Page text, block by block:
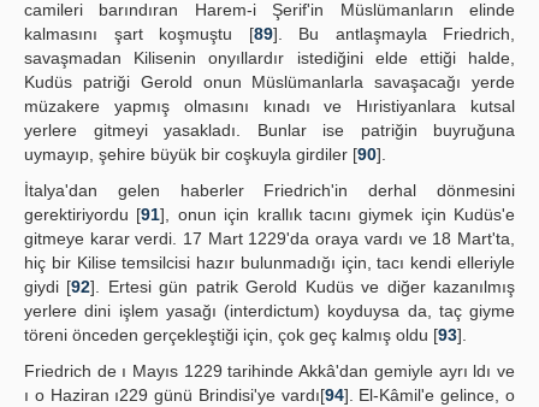
camileri barındıran Harem-i Şerif'in Müslümanların elinde
kalmasını şart koşmuştu [89]. Bu antlaşmayla Friedrich,
savaşmadan Kilisenin onyıllardır istediğini elde ettiği halde,
Kudüs patriği Gerold onun Müslümanlarla savaşacağı yerde
müzakere yapmış olmasını kınadı ve Hıristiyanlara kutsal
yerlere gitmeyi yasakladı. Bunlar ise patriğin buyruğuna
uymayıp, şehire büyük bir coşkuyla girdiler [90].
İtalya'dan gelen haberler Friedrich'in derhal dönmesini
gerektiriyordu [91], onun için krallık tacını giymek için Kudüs'e
gitmeye karar verdi. 17 Mart 1229'da oraya vardı ve 18 Mart'ta,
hiç bir Kilise temsilcisi hazır bulunmadığı için, tacı kendi elleriyle
giydi [92]. Ertesi gün patrik Gerold Kudüs ve diğer kazanılmış
yerlere dini işlem yasağı (interdictum) koyduysa da, taç giyme
töreni önceden gerçekleştiği için, çok geç kalmış oldu [93].
Friedrich de ı Mayıs 1229 tarihinde Akkâ'dan gemiyle ayrı ldı ve
ı o Haziran ı229 günü Brindisi'ye vardı[94]. El-Kâmil'e gelince, o